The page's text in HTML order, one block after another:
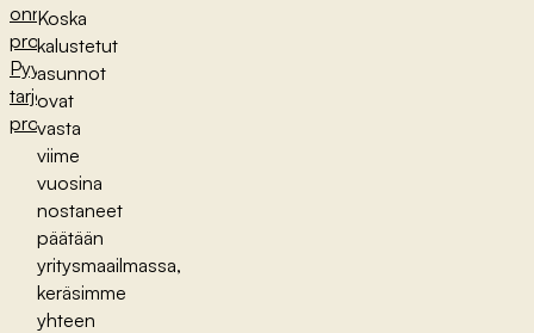
onnistuneen
projektimajoituksen
Pyydä
tarjous
projektimajotuksesta
Koska
kalustetut
asunnot
ovat
vasta
viime
vuosina
nostaneet
päätään
yritysmaailmassa,
keräsimme
yhteen